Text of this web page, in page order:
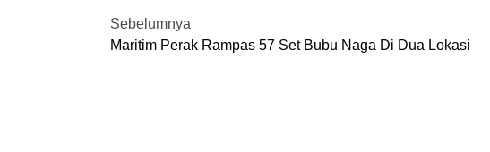
Sebelumnya
Maritim Perak Rampas 57 Set Bubu Naga Di Dua Lokasi